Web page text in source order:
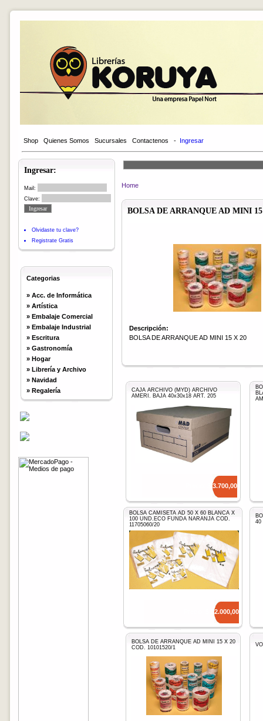
Shop Quienes Somos Sucursales Contactenos - Ingresar
Ingresar:
Mail:
Clave:
Olvidaste tu clave?
Registrate Gratis
Categorias
» Acc. de Informática
» Artística
» Embalaje Comercial
» Embalaje Industrial
» Escritura
» Gastronomía
» Hogar
» Librería y Archivo
» Navidad
» Regalería
Home
BOLSA DE ARRANQUE AD MINI 15
Descripción:
BOLSA DE ARRANQUE AD MINI 15 X 20
CAJA ARCHIVO (MYD) ARCHIVO
AMERI. BAJA 40x30x18 ART. 205
3.700,00
BOLSA CAMISETA AD 50 X 60 BLANCA X
100 UND.ECO FUNDA NARANJA COD.
11705060/20
12.000,00
40
BOLSA DE ARRANQUE AD MINI 15 X 20
COD. 10101520/1